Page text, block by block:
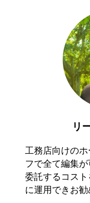
リ
工務店向けの
フで全て編集
委託するコス
に運用できお勧